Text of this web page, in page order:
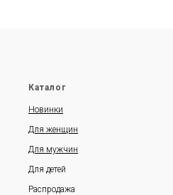
Каталог
Новинки
Для женщин
Для мужчин
Для детей
Распродажа